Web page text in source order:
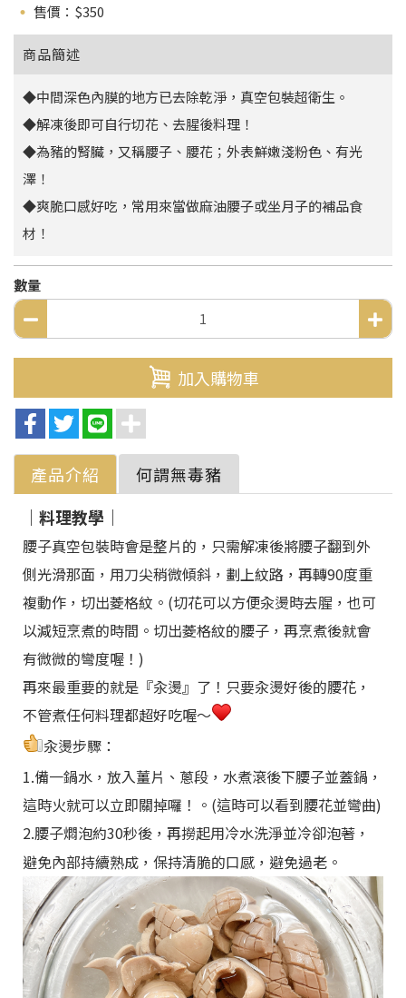
售價：$350
商品簡述
◆中間深色內膜的地方已去除乾淨，真空包裝超衛生。
◆解凍後即可自行切花、去腥後料理！
◆為豬的腎臟，又稱腰子、腰花；外表鮮嫩淺粉色、有光
澤！
◆爽脆口感好吃，常用來當做麻油腰子或坐月子的補品食
材！
數量
加入購物車
產品介紹
何謂無毒豬
｜料理教學｜
腰子真空包裝時會是整片的，只需解凍後將腰子翻到外
側光滑那面，用刀尖稍微傾斜，劃上紋路，再轉90度重
複動作，切出菱格紋。(切花可以方便汆燙時去腥，也可
以減短烹煮的時間。切出菱格紋的腰子，再烹煮後就會
有微微的彎度喔！)
再來最重要的就是『汆燙』了！只要汆燙好後的腰花，
不管煮任何料理都超好吃喔～
汆燙步驟：
1.備一鍋水，放入薑片、蔥段，水煮滾後下腰子並蓋鍋，
這時火就可以立即關掉囉！。(這時可以看到腰花並彎曲)
2.腰子燜泡約30秒後，再撈起用冷水洗淨並冷卻泡著，
避免內部持續熟成，保持清脆的口感，避免過老。